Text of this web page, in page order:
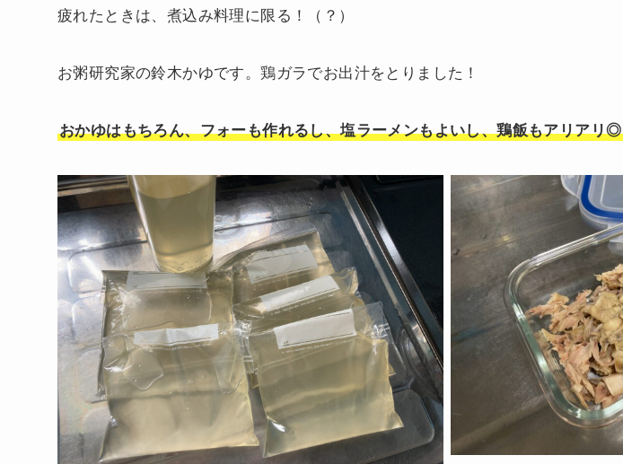
疲れたときは、煮込み料理に限る！（？）
お粥研究家の鈴木かゆです。鶏ガラでお出汁をとりました！
おかゆはもちろん、フォーも作れるし、塩ラーメンもよいし、鶏飯もアリアリ◎